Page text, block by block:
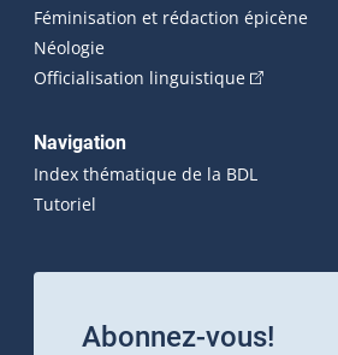
Féminisation et rédaction épicène
Néologie
Officialisation linguistique(Cet
Navigation
Index thématique de la BDL
Tutoriel
Abonnez-vous!